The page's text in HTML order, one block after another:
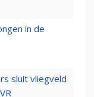
in de
sluit vliegveld